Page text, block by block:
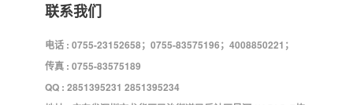
联系我们
电话 : 0755-23152658；0755-83575196；4008850221；
传真 : 0755-83575189
QQ : 2851395231 2851395234